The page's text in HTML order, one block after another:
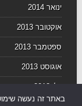
ינואר 2014
אוקטובר 2013
ספטמבר 2013
אוגוסט 2013
יולי 2013